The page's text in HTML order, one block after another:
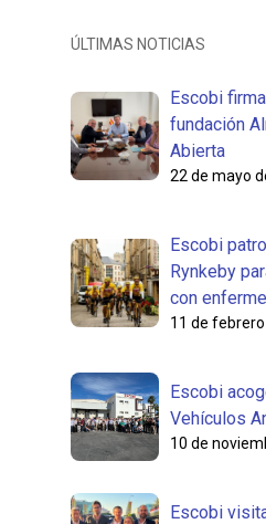
ÚLTIMAS NOTICIAS
Escobi
fundación
Abierta
22 de mayo
Escobi
Rynkeby
con
11 de
Escobi
Vehículos
10 de
Escobi